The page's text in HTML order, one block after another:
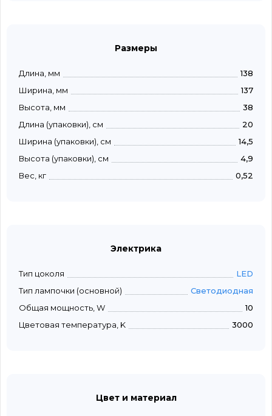
Размеры
Длина, мм
138
Ширина, мм
137
Высота, мм
38
Длина (упаковки), см
20
Ширина (упаковки), см
14,5
Высота (упаковки), см
4,9
Вес, кг
0,52
Электрика
Тип цоколя
LED
Тип лампочки (основной)
Светодиодная
Общая мощность, W
10
Цветовая температура, K
3000
Цвет и материал